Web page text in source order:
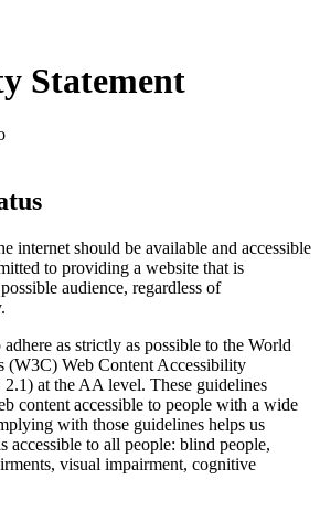
Statement
internet should be available and accessible
to providing a website that is
audience, regardless of
as strictly as possible to the World
(W3C) Web Content Accessibility
at the AA level. These guidelines
content accessible to people with a wide
with those guidelines helps us
accessible to all people: blind people,
visual impairment, cognitive